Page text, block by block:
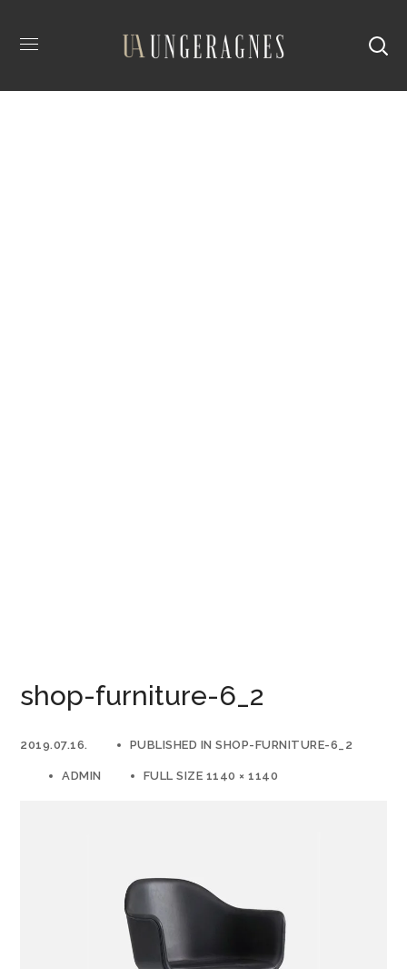
shop-furniture-6_2
2019.07.16. PUBLISHED INSHOP-FURNITURE-6_2
ADMIN FULL SIZE 1140 × 1140